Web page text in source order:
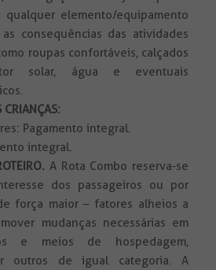
elemento/equipamento
consequências das atividades
roupas confortáveis, calçados
solar, água e eventuais
CRIANÇAS:
Pagamento integral.
integral.
A Rota Combo reserva-se
dos passageiros ou por
força maior – fatores alheios a
mudanças necessárias em
e meios de hospedagem,
outros de igual categoria. A